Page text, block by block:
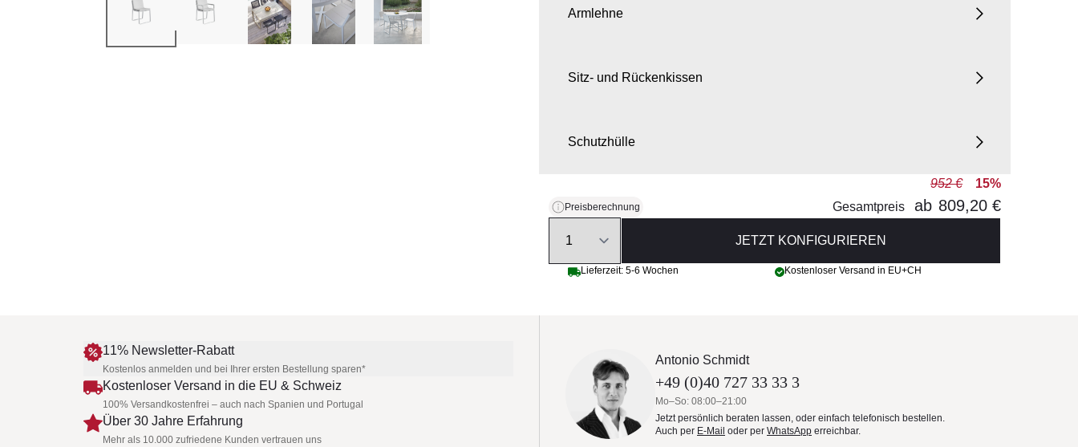
Armlehne
Sitz- und Rückenkissen
Schutzhülle
Preisberechnung
952 €
15%
Gesamtpreis
ab 809,20 €
JETZT KONFIGURIEREN
Lieferzeit: 5-6 Wochen Kostenloser Versand in EU+CH
11% Newsletter-Rabatt
Kostenlos anmelden und bei Ihrer ersten Bestellung sparen*
Kostenloser Versand in die EU & Schweiz
100% Versandkostenfrei – auch nach Spanien und Portugal
Über 30 Jahre Erfahrung
Mehr als 10.000 zufriedene Kunden vertrauen uns
Antonio Schmidt
+49 (0)40 727 33 33 3
Mo–So: 08:00–21:00
Jetzt persönlich beraten lassen, oder einfach telefonisch bestellen.
Auch per E-Mail oder per WhatsApp erreichbar.